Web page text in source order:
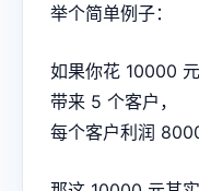
举个简单例子：
如果你花 10000 元
带来 5 个客户，
每个客户利润